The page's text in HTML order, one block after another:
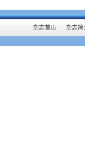
杂志首页 杂志简